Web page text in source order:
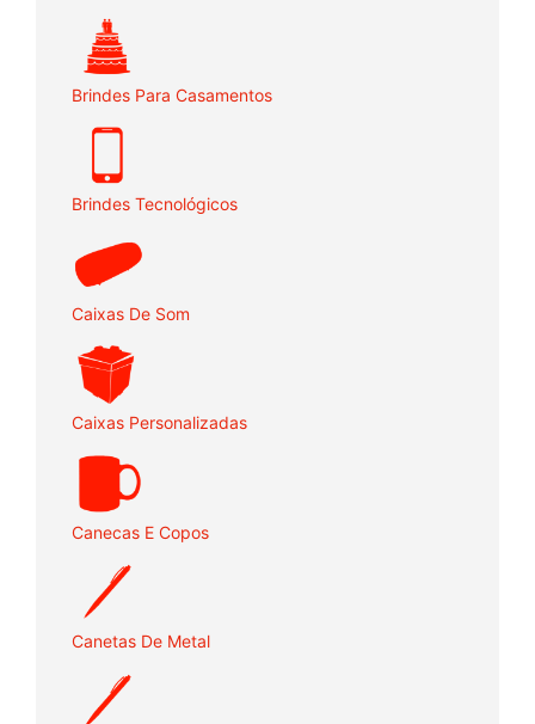
Brindes Para Casamentos
Brindes Tecnológicos
Caixas De Som
Caixas Personalizadas
Canecas E Copos
Canetas De Metal